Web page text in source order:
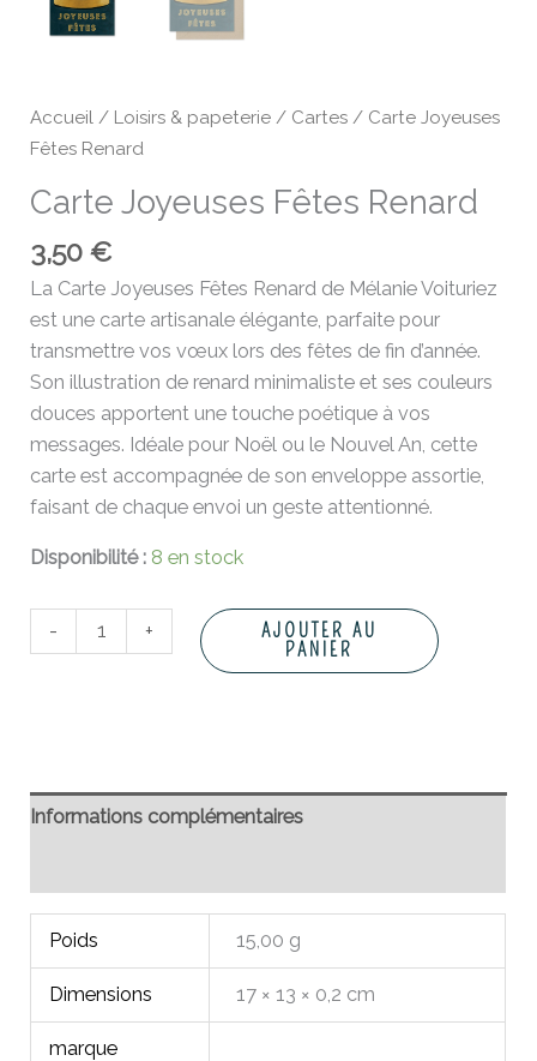
Accueil / Loisirs & papeterie / Cartes / Carte Joyeuses
Fêtes Renard
Carte Joyeuses Fêtes Renard
3,50€
La Carte Joyeuses Fêtes Renard de Mélanie Voituriez
est une carte artisanale élégante, parfaite pour
transmettre vos vœux lors des fêtes de fin d’année.
Son illustration de renard minimaliste et ses couleurs
douces apportent une touche poétique à vos
messages. Idéale pour Noël ou le Nouvel An, cette
carte est accompagnée de son enveloppe assortie,
faisant de chaque envoi un geste attentionné.
Disponibilité : 8 en stock
- +
AJOUTER AU
PANIER
Informations complémentaires
Poids 15,00 g
Dimensions 17 × 13 × 0,2 cm
marque